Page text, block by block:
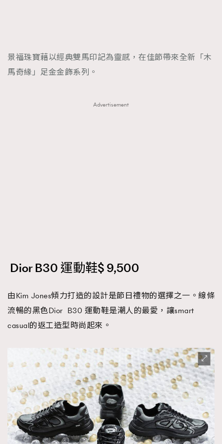
TRENDING
景福珠寶藉以經典雙馬印記為靈感，在佳節帶來全新「木
馬奇緣」足金金飾系列。
Advertisement
Dior B30 運動鞋$ 9,500
由Kim Jones傾力打造的設計是節日禮物的選擇之一。線條
流暢的黑色Dior B30 運動鞋是潮人的最愛，讓smart
casual的返工造型時尚起來。